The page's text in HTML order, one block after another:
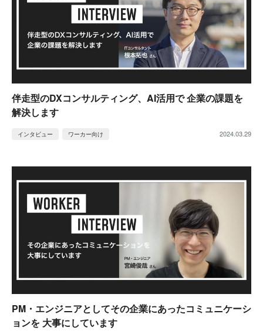
伴走型のDXコンサルティング、AI活用で 企業の課題を
解決します
インタビュー ワーカー向け 2024.03.29
PM・エンジニアとしてその企業にあったコミュニケーシ
ョンを 大事にしています